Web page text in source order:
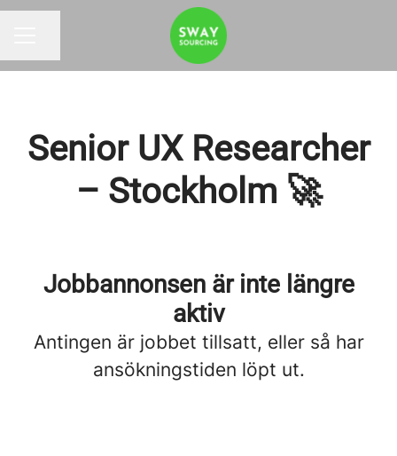
Senior UX Researcher
– Stockholm 🚀
Jobbannonsen är inte längre
aktiv
Antingen är jobbet tillsatt, eller så har
ansökningstiden löpt ut.